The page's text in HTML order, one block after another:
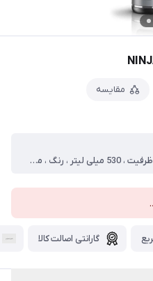
مقایسه
تعداد تیغه ، 6 عدد ، توان ، 700 وات ، ظرفیت ، 530 میلی لیتر ، رنگ ، مشکی و فیلی ، منبع تغذیه ، باتری قابل شارژ
گارانتی اصالت کالا